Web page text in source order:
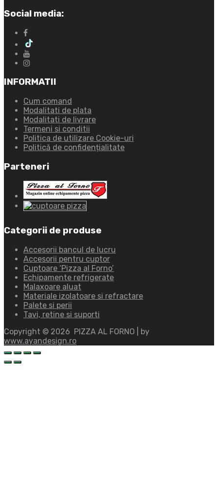
Social media:
INFORMATII
Cum comand
Modalitati de plata
Modalitati de livrare
Termeni si conditii
Politica de utilizare Cookie-uri
Politică de confidențialitate
Parteneri
Categorii de produse
Accesorii bancul de lucru
Accesorii pentru cuptor
Cuptoare ‘Pizza al Forno’
Echipamente refrigerate
Malaxoare aluat
Materiale izolatoare si refractare
Palete si perii
Tavi, retine si suporti
Copyright © 2026 PIZZA AL FORNO | by
www.ayandesign.ro